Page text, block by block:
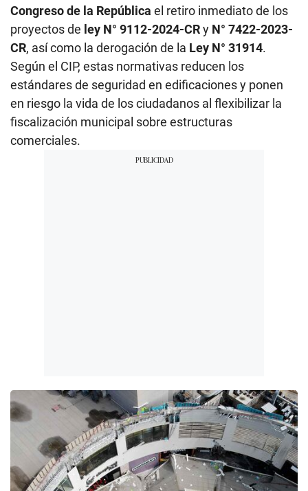
Congreso de la República el retiro inmediato de los
proyectos de ley N° 9112-2024-CRy N° 7422-2023-
CR, así como la derogación de la Ley N° 31914.
Según el CIP, estas normativas reducen los
estándares de seguridad en edificaciones y ponen
en riesgo la vida de los ciudadanos al flexibilizar la
fiscalización municipal sobre estructuras
comerciales.